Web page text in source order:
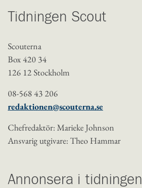
Tidningen Scout
Scouterna
Box 420 34
126 12 Stockholm
08-568 43 206
redaktionen@scouterna.se
Chefredaktör: Marieke Johnson
Ansvarig utgivare: Theo Hammar
Annonsera i tidningen